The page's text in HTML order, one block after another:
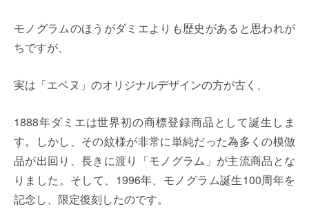
モノグラムのほうがダミエよりも歴史があると思われが
ちですが、
実は「エベヌ」のオリジナルデザインの方が古く、
1888年ダミエは世界初の商標登録商品として誕生しま
す。しかし、その紋様が非常に単純だった為多くの模倣
品が出回り、長きに渡り「モノグラム」が主流商品とな
りました。そして、1996年、モノグラム誕生100周年を
記念し、限定復刻したのです。